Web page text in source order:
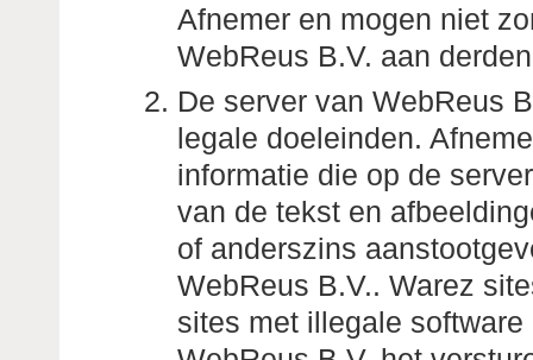
Afnemer en mogen niet
WebReus B.V. aan
De server van WebReus
legale doeleinden.
informatie die op de
van de tekst en
of anderszins
WebReus B.V.. Warez
sites met illegale